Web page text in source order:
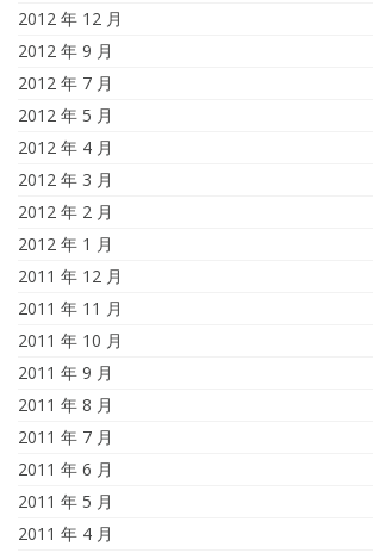
2012 年 12 月
2012 年 9 月
2012 年 7 月
2012 年 5 月
2012 年 4 月
2012 年 3 月
2012 年 2 月
2012 年 1 月
2011 年 12 月
2011 年 11 月
2011 年 10 月
2011 年 9 月
2011 年 8 月
2011 年 7 月
2011 年 6 月
2011 年 5 月
2011 年 4 月